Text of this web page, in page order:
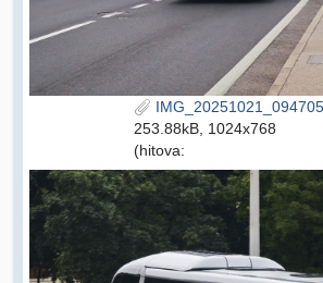
253.88kB, 1024x768
(hitova: